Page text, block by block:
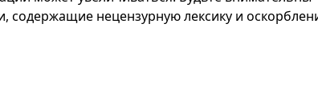
содержащие нецензурную лексику и